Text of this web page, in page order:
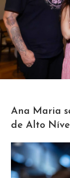
Ana Maria
de Alto